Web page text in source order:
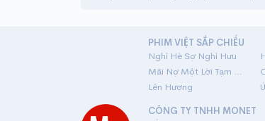
PHIM VIỆT SẮP CHIẾU
Nghỉ Hè Sợ Nghỉ Hưu
Mãi Nợ Một Lời Tạm Biệt
Lên Hương
CÔNG TY TNHH MONET